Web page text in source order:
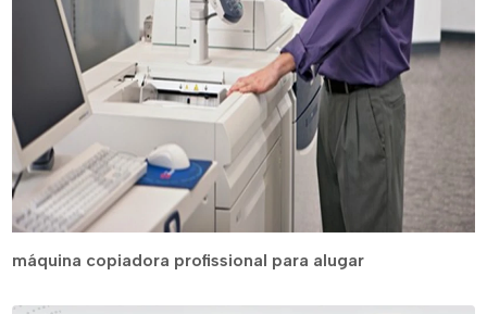
máquina copiadora profissional para alugar